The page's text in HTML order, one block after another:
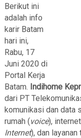
Berikut ini
adalah info
karir Batam
hari ini,
Rabu, 17
Juni 2020 di
Portal Kerja
Batam. Indihome
dari PT
komunikasi dan data
rumah (voice),
Internet), dan